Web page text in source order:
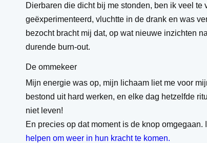
Dierbaren die dicht bij me stonden, ben ik veel
geëxperimenteerd, vluchtte in de drank en was
bezocht bracht mij dat, op wat nieuwe inzichten
durende burn-out.
De ommekeer
Mijn energie was op, mijn lichaam liet me voor
bestond uit hard werken, en elke dag hetzelfde
niet leven!
En precies op dat moment is de knop omgegaan.
helpen om weer in hun kracht te komen.